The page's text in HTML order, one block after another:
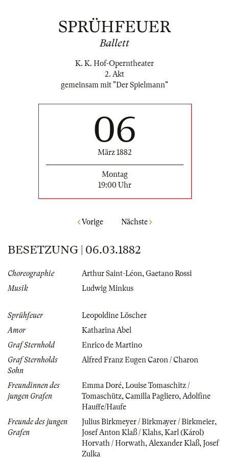
SPRÜHFEUER
Ballett
K. K. Hof-Operntheater
2. Akt
gemeinsam mit "Der Spielmann"
06
März 1882
Montag
19:00 Uhr
Vorige Nächste
BESETZUNG | 06.03.1882
Choreographie Arthur Saint-Léon, Gaetano Rossi
Musik
Ludwig Minkus
Sprühfeuer
Leopoldine Löscher
Amor
Katharina Abel
Graf Sternhold
Enrico de Martino
Graf Sternholds
Sohn
Alfred Franz Eugen Caron / Charon
Freundinnen des
jungen Grafen
Emma Doré, Louise Tomaschitz /
Tomaschütz, Camilla Pagliero, Adolfine
Hauffe/Haufe
Freunde des jungen
Grafen
Julius Birkmeyer / Birkmayer / Birkmeier,
Josef Anton Klaß / Klahs, Karl (Károl)
Horvath / Horwath, Alexander Klaß, Josef
Zulka